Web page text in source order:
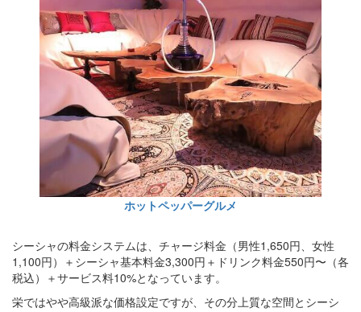
ホットペッパーグルメ
シーシャの料金システムは、チャージ料金（男性1,650円、女性
1,100円）＋シーシャ基本料金3,300円＋ドリンク料金550円〜（各
税込）＋サービス料10%となっています。
栄ではやや高級派な価格設定ですが、その分上質な空間とシーシ